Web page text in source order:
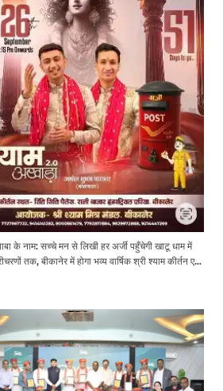
के नाम: सच्चे मन से लिखी हर अर्जी पहुँचेगी खाटू धाम में
तक, बीकानेर में होगा भव्य वार्षिक श्री श्याम कीर्तन एवं